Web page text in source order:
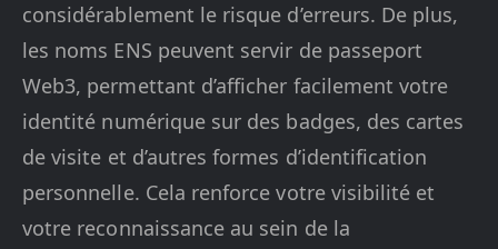
considérablement le risque d’erreurs. De plus,
les noms ENS peuvent servir de passeport
Web3, permettant d’afficher facilement votre
identité numérique sur des badges, des cartes
de visite et d’autres formes d’identification
personnelle. Cela renforce votre visibilité et
votre reconnaissance au sein de la